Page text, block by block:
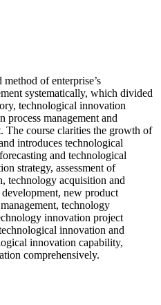
of enterprise’s
systematically, which divided
technological innovation
management and
The course clarities the growth of
introduces technological
and technological
strategy, assessment of
technology acquisition and
new product
technology
innovation project
innovation and
innovation capability,
comprehensively.